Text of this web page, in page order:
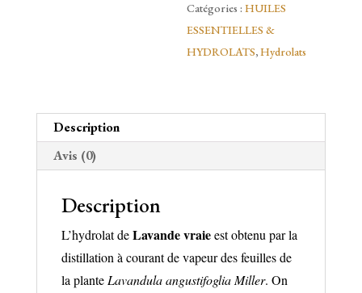
-
Certifié
BIO
Catégories :HUILES
ESSENTIELLES &
HYDROLATS,Hydrolats
Description
Avis (0)
Description
L’hydrolat deLavande vraieest obtenu par la
distillation à courant de vapeur des feuilles de
la plante Lavandula angustifoglia Miller. On